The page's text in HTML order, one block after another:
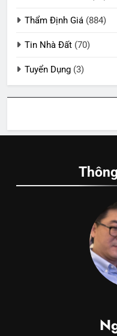
Thẩm Định Giá (884)
Tin Nhà Đất (70)
Tuyển Dụng (3)